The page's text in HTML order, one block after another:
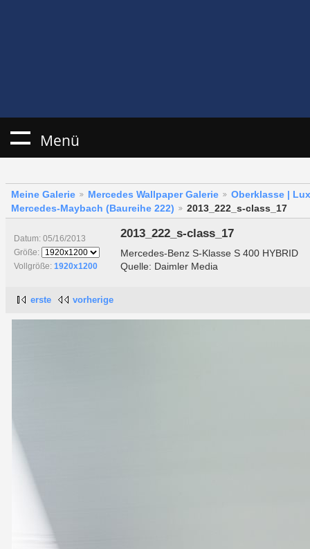
Menü
Meine Galerie Mercedes Wallpaper Galerie
Oberklasse |
Mercedes-Maybach (Baureihe 222)
2013_222_s-class_17
Datum: 05/16/2013
Größe:
Vollgröße: 1920x1200
2013_222_s-class_17
Mercedes-Benz S-Klasse S 400 HYBRID
Quelle: Daimler Media
erste vorherige